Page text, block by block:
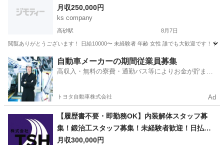
月収250,000円
ks company
高砂駅 8月7日
閲覧ありがとうございます！ 日給10000〜 未経験者 年齢 女性 誰でも大歓迎です！
北海道 江別市 高砂駅 その他 建設業
自動車メーカーの期間従業員募集
高収入・無料の寮費・通勤バス等によりお金が貯まり
トヨタ自動車株式会社 Ad
【履歴書不要・即勤務OK】内装解体スタッフ募
集！鍛治工スタッフ募集！未経験者歓迎！日払
い・週払い相談可！
月収300,000円